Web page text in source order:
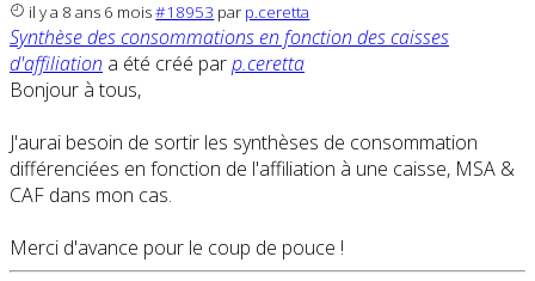
il y a 8 ans 6 mois#18953 par p.ceretta
Synthèse des consommations en fonction des caisses
d'affiliation a été créé parp.ceretta
Bonjour à tous,
J'aurai besoin de sortir les synthèses de consommation
différenciées en fonction de l'affiliation à une caisse, MSA &
CAF dans mon cas.
Merci d'avance pour le coup de pouce !